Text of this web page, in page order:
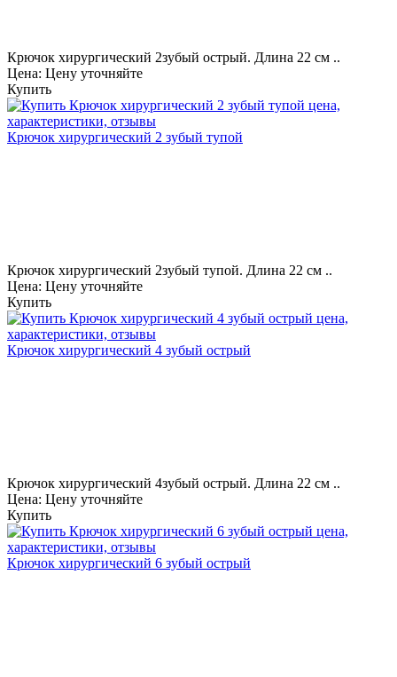
Крючок хирургический 2зубый острый. Длина 22 см ..
Цена: Цену уточняйте
Купить
Крючок хирургический 2 зубый тупой
Крючок хирургический 2зубый тупой. Длина 22 см ..
Цена: Цену уточняйте
Купить
Крючок хирургический 4 зубый острый
Крючок хирургический 4зубый острый. Длина 22 см ..
Цена: Цену уточняйте
Купить
Крючок хирургический 6 зубый острый